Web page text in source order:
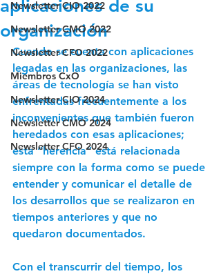
Newsletter CIO 2022
Newsletter CMO 2022
Newsletter CFO 2022
Miembros CxO
Newsletter CIO 2024
Newsletter CMO 2024
Newsletter CFO 2024
aplicaciones de su
organización
Cuando se cuenta con aplicaciones
legadas en las organizaciones, las
áreas de tecnología se han visto
enfrentadas frecuentemente a los
inconvenientes que también fueron
heredados con esas aplicaciones;
esta “herencia” está relacionada
siempre con la forma como se puede
entender y comunicar el detalle de
los desarrollos que se realizaron en
tiempos anteriores y que no
quedaron documentados.
Con el transcurrir del tiempo, los